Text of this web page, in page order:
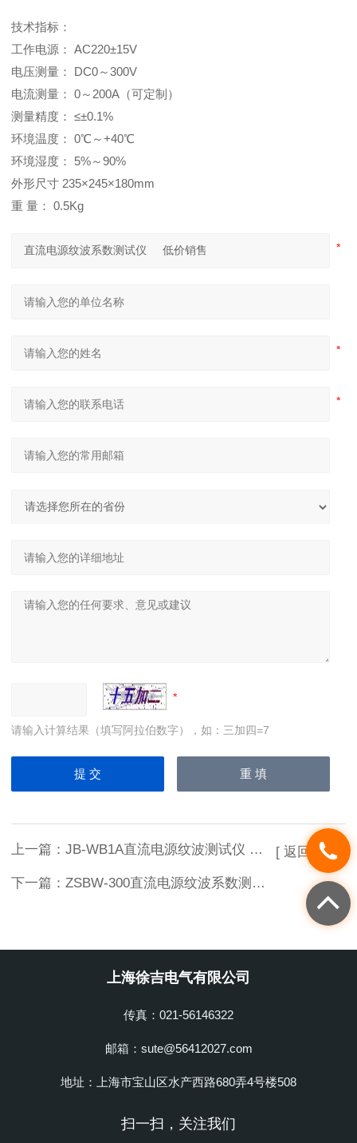
技术指标：
工作电源： AC220±15V
电压测量： DC0～300V
电流测量： 0～200A（可定制）
测量精度： ≤±0.1%
环境温度： 0℃～+40℃
环境湿度： 5%～90%
外形尺寸 235×245×180mm
重 量： 0.5Kg
请输入计算结果（填写阿拉伯数字），如：三加四=7
上一篇： JB-WB1A直流电源纹波测试仪 低价销售
下一篇： ZSBW-300直流电源纹波系数测试仪 低价销售
[ 返回列表 ]
上海徐吉电气有限公司
传真：021-56146322
邮箱：sute@56412027.com
地址：上海市宝山区水产西路680弄4号楼508
扫一扫，关注我们